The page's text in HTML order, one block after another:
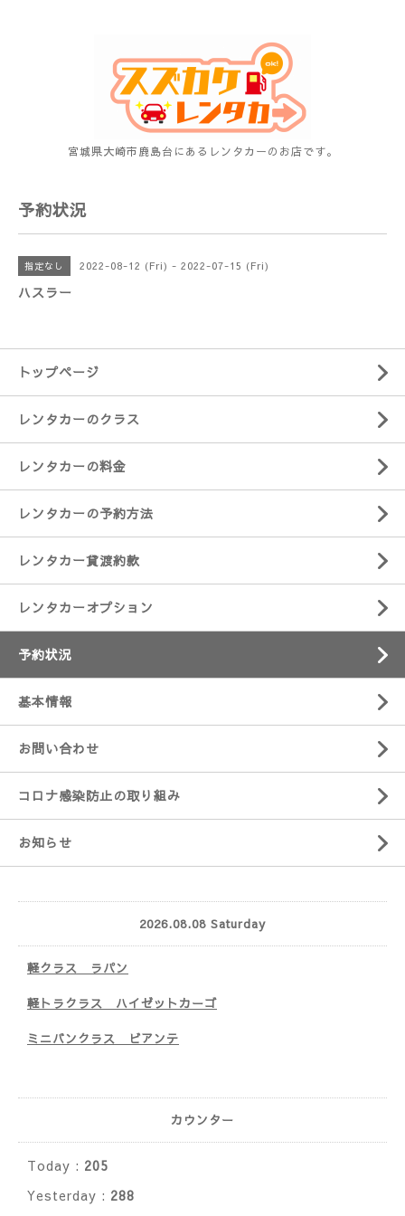
宮城県大崎市鹿島台にあるレンタカーのお店です。
予約状況
指定なし 2022-08-12 (Fri) - 2022-07-15 (Fri)
ハスラー
トップページ
レンタカーのクラス
レンタカーの料金
レンタカーの予約方法
レンタカー貸渡約款
レンタカーオプション
予約状況
基本情報
お問い合わせ
コロナ感染防止の取り組み
お知らせ
2026.08.08 Saturday
軽クラス ラパン
軽トラクラス ハイゼットカーゴ
ミニバンクラス ビアンテ
カウンター
Today : 205
Yesterday : 288